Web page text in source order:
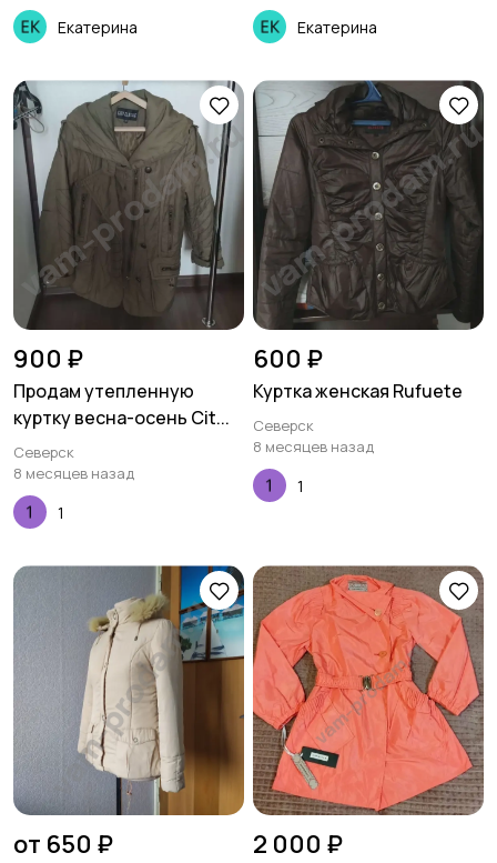
Екатерина Екатерина
900 ₽
Продам утепленную
куртку весна-осень Cit...
Северск
8 месяцев назад
1
600 ₽
Куртка женская Rufuete
Северск
8 месяцев назад
1
от 650 ₽ 2 000 ₽